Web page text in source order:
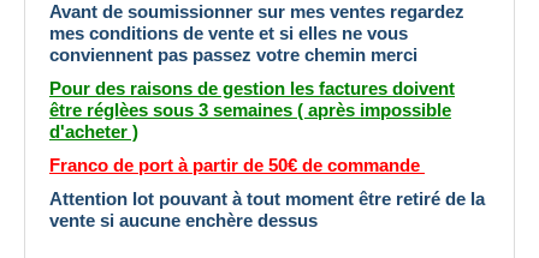
Avant de soumissionner sur mes ventes regardez
mes conditions de vente et si elles ne vous
conviennent pas passez votre chemin merci
Pour des raisons de gestion les factures doivent
être réglèes sous 3 semaines ( après impossible
d'acheter )
Franco de port à partir de 50€ de commande
Attention lot pouvant à tout moment être retiré de la
vente si aucune enchère dessus